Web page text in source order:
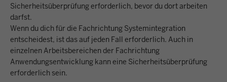
Sicherheitsüberprüfung erforderlich, bevor du dort arbeiten
darfst.
Wenn du dich für die Fachrichtung Systemintegration
entscheidest, ist das auf jeden Fall erforderlich. Auch in
einzelnen Arbeitsbereichen der Fachrichtung
Anwendungsentwicklung kann eine Sicherheitsüberprüfung
erforderlich sein.